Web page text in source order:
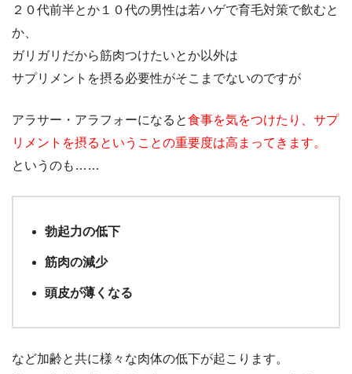
２０代前半とか１０代の男性は若ハゲで育毛対策で飲むと
か、
ガリガリだから筋肉つけたいとか以外は
サプリメントを摂る必要性がそこまでないのですが
アラサー・アラフォーになると食事を気をつけたり、サプ
リメントを摂るということの重要度は高まってきます。
というのも……
勃起力の低下
筋肉の減少
頭皮が薄くなる
など加齢と共に様々な肉体の低下が起こります。